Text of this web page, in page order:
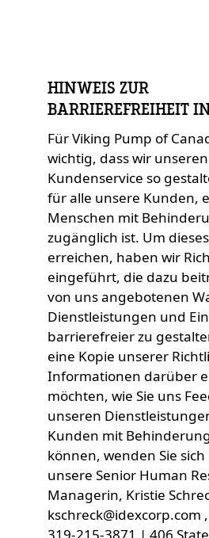
HINWEIS ZUR
BARRIEREFREIHEIT
Für Viking Pump of
wichtig, dass wir unseren
Kundenservice so
für alle unsere Kunden,
Menschen mit
zugänglich ist. Um
erreichen, haben wir
eingeführt, die dazu
von uns angebotenen
Dienstleistungen und
barrierefreier zu
eine Kopie unserer
Informationen darüber
möchten, wie Sie uns
unseren
Kunden mit
können, wenden Sie
unsere Senior Human
Managerin, Kristie
kschreck@idexcorp.com